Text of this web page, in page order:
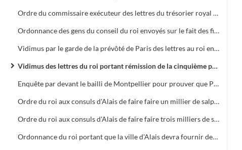
Ordre du commissaire exécuteur des lettres du trésorier royal de Nîmes sur la réparation du port d'Aigues-Mortes à Maître Grégoire Raymond, consul d'Alais, de se rendre aux arrêts dans le château de la Ville, avec la protestation dudit consul
Ordonnance des gens du conseil du roi envoyés sur le fait des finances en Languedoc qui apporte des modérations au subside de 5 livres d'or par feu ordonné de lever dans la province
Vidimus par le garde de la prévôté de Paris des lettres au roi en date du mois de Mai 1414 concernant la réparation des feux de la Ville d'Alais
Vidimus des lettres du roi portant rémission de la cinquième partie de l'aide de 100.000 francs imposée aux trois sénéchaussées de Toulouse, Beaucaire et Carcassonne et la vérification de la dite rémission par les commissaires généraux ordonnés par le roi sur le fait de l'aide
Enquête par devant le bailli de Montpellier pour prouver que Pierre Boissier d'Alais, avait bien apporté à Montpellier cent setiers d'avoine, qu'il avait été ordonné à la ville d'Alais d'y faire voiturer lors du passage du roi et de la cour en 1537
Ordre du roi aux consuls d'Alais de faire faire un millier de salpêtre
Ordre du roi aux consuls d'Alais de faire faire trois milliers de salpêtre pour leur quotité de 800 milliers ordonnés dans le royaume
Ordonnance du roi portant que la ville d'Alais devra fournir deux milliers de poudre à canon pour son contingent de la quantité de poudre que doivent fournir les villes du royaume